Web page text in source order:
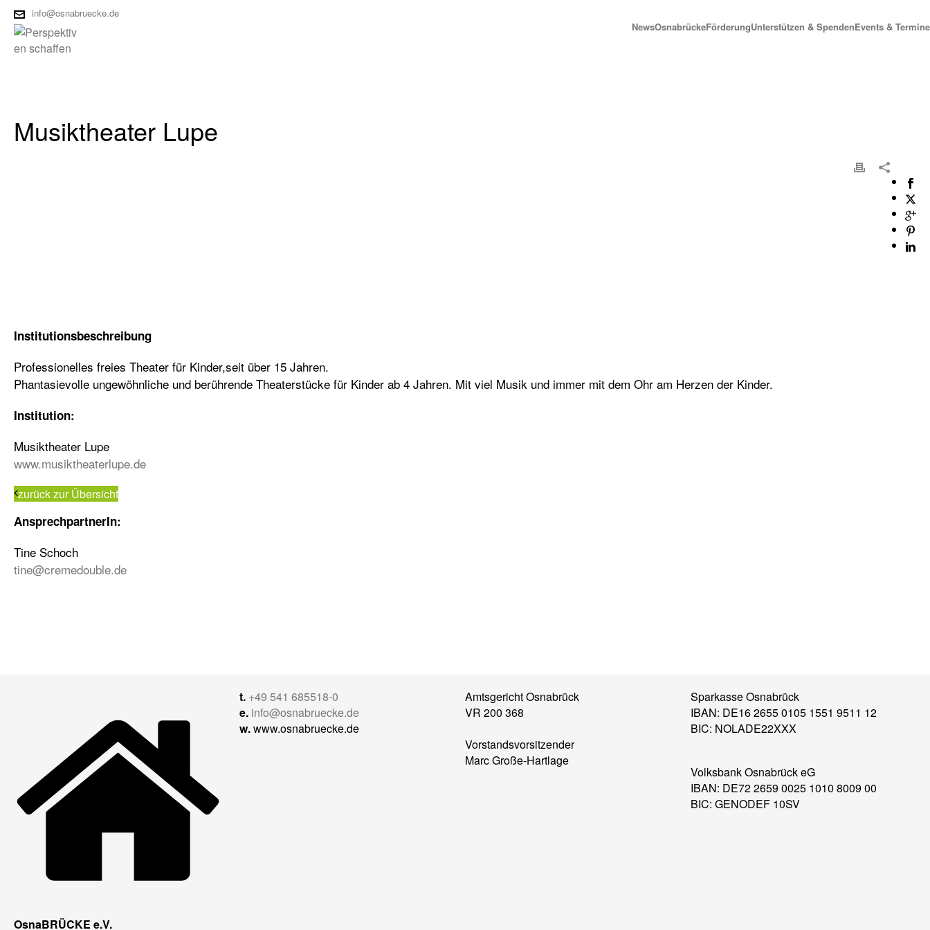
info@osnabruecke.de
NewsOsnabrückeFörderungUnterstützen & SpendenEvents & Termine
Musiktheater Lupe
Institutionsbeschreibung
Professionelles freies Theater für Kinder,seit über 15 Jahren.
Phantasievolle ungewöhnliche und berührende Theaterstücke für Kinder ab 4 Jahren. Mit viel Musik und immer mit dem Ohr am Herzen der Kinder.
Institution:
Musiktheater Lupe
www.musiktheaterlupe.de
zurück zur Übersicht
AnsprechpartnerIn:
Tine Schoch
tine@cremedouble.de
OsnaBRÜCKE e.V.
t. +49 541 685518-0
e. info@osnabruecke.de
w.www.osnabruecke.de
Amtsgericht Osnabrück
VR 200 368
Vorstandsvorsitzender
Marc Große-Hartlage
Sparkasse Osnabrück
IBAN: DE16 2655 0105 1551 9511 12
BIC: NOLADE22XXX
Volksbank Osnabrück eG
IBAN: DE72 2659 0025 1010 8009 00
BIC: GENODEF 10SV